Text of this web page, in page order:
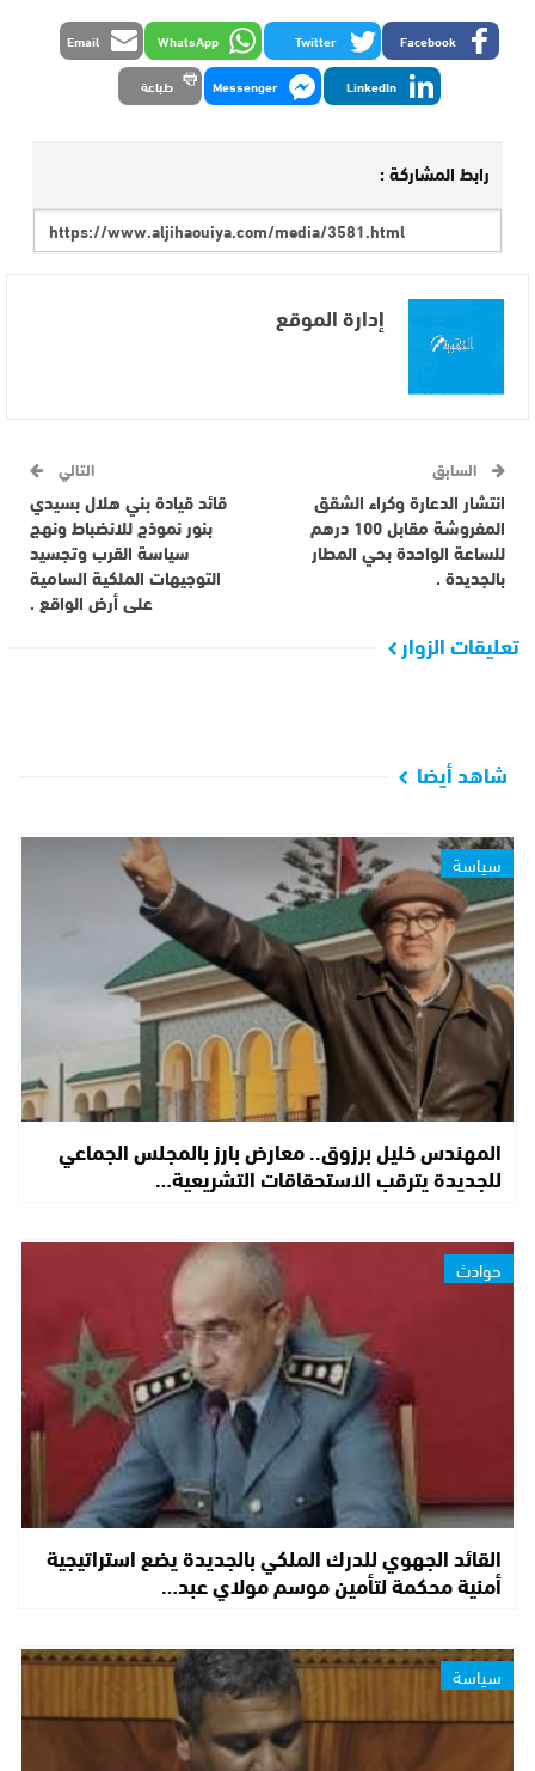
Facebook
Twitter
WhatsApp
Email
LinkedIn
Messenger طباعة
رابط المشاركة :
إدارة الموقع
السابق
انتشار الدعارة وكراء الشقق
المفروشة مقابل 100 درهم
للساعة الواحدة بحي المطار
بالجديدة .
التالي
قائد قيادة بني هلال بسيدي
بنور نموذج للانضباط ونهج
سياسة القرب وتجسيد
التوجيهات الملكية السامية
على أرض الواقع .
تعليقات الزوار
شاهد أيضا
سياسة
المهندس خليل برزوق.. معارض بارز بالمجلس الجماعي
للجديدة يترقب الاستحقاقات التشريعية…
حوادث
القائد الجهوي للدرك الملكي بالجديدة يضع استراتيجية
أمنية محكمة لتأمين موسم مولاي عبد…
سياسة